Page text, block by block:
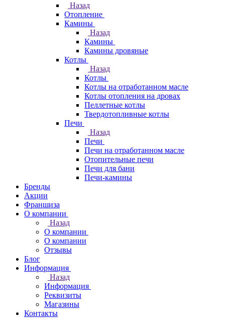
Назад
Отопление
Камины
Назад
Камины
Камины дровяные
Котлы
Назад
Котлы
Котлы на отработанном масле
Котлы отопления на дровах
Пеллетные котлы
Твердотопливные котлы
Печи
Назад
Печи
Печи на отработанном масле
Отопительные печи
Печи для бани
Печи-камины
Бренды
Акции
Франшиза
О компании
Назад
О компании
О компании
Отзывы
Блог
Информация
Назад
Информация
Реквизиты
Магазины
Контакты